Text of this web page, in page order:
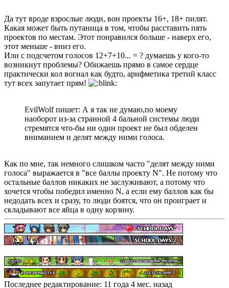
Да тут вроде взрослые люди, вон проекты 16+, 18+ пилят.
Какая может быть путаница в том, чтобы расставить пять
проектов по местам. Этот понравился больше - наверх его,
этот меньше - вниз его.
Или с подсчетом голосов 12+7+10... = ? думаешь у кого-то
возникнут проблемы? Обижаешь прямо в самое сердце
практически кол вогнал как будто, арифметика третий класс
тут всех запутает прям!
EvilWolf пишет: А я так не думаю,по моему
наоборот из-за странной 4 бальной системы люди
стремятся что-бы ни один проект не был обделен
вниманием и делят между ними голоса.
Как по мне, так немного слишком часто "делят между ними
голоса" выражается в "все баллы проекту N". Не потому что
остальные баллов никаких не заслуживают, а потому что
хочется чтобы победил именно N, а если ему баллов как бы
недодать всех и сразу, то люди боятся, что он проиграет и
складывают все яйца в одну корзину.
Последнее редактирование: 11 года 4 мес. назад